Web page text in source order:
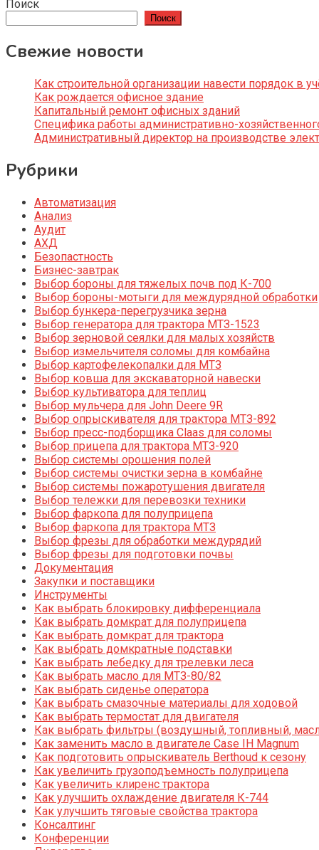
Поиск
Поиск
Свежие новости
Как строительной организации навести порядок в
Как рождается офисное здание
Капитальный ремонт офисных зданий
Специфика работы административно-
Административный директор на производстве
Рубрики
Автоматизация
Анализ
Аудит
АХД
Безопастность
Бизнес-завтрак
Выбор бороны для тяжелых почв под К-700
Выбор бороны-мотыги для междурядной обработки
Выбор бункера-перегрузчика зерна
Выбор генератора для трактора МТЗ-1523
Выбор зерновой сеялки для малых хозяйств
Выбор измельчителя соломы для комбайна
Выбор картофелекопалки для МТЗ
Выбор ковша для экскаваторной навески
Выбор культиватора для теплиц
Выбор мульчера для John Deere 9R
Выбор опрыскивателя для трактора МТЗ-892
Выбор пресс-подборщика Claas для соломы
Выбор прицепа для трактора МТЗ-920
Выбор системы орошения полей
Выбор системы очистки зерна в комбайне
Выбор системы пожаротушения двигателя
Выбор тележки для перевозки техники
Выбор фаркопа для полуприцепа
Выбор фаркопа для трактора МТЗ
Выбор фрезы для обработки междурядий
Выбор фрезы для подготовки почвы
Документация
Закупки и поставщики
Инструменты
Как выбрать блокировку дифференциала
Как выбрать домкрат для полуприцепа
Как выбрать домкрат для трактора
Как выбрать домкратные подставки
Как выбрать лебедку для трелевки леса
Как выбрать масло для МТЗ-80/82
Как выбрать сиденье оператора
Как выбрать смазочные материалы для ходовой
Как выбрать термостат для двигателя
Как выбрать фильтры (воздушный, топливный,
Как заменить масло в двигателе Case IH Magnum
Как подготовить опрыскиватель Berthoud к сезону
Как увеличить грузоподъемность полуприцепа
Как увеличить клиренс трактора
Как улучшить охлаждение двигателя К-744
Как улучшить тяговые свойства трактора
Консалтинг
Конференции